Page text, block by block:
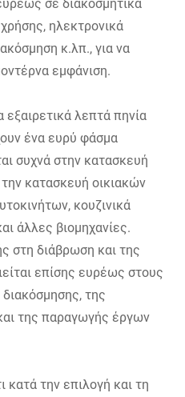
σε διακοσμητικά
ηλεκτρονικά
κ.λπ., για να
εμφάνιση.
λεπτά πηνία
ένα ευρύ φάσμα
συχνά στην κατασκευή
κατασκευή οικιακών
κουζινικά
άλλες βιομηχανίες.
στη διάβρωση και της
επίσης ευρέως στους
διακόσμησης, της
της παραγωγής έργων
κατά την επιλογή και τη